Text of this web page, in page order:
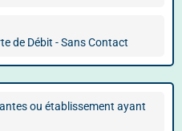
de Débit - Sans Contact
ou établissement ayant